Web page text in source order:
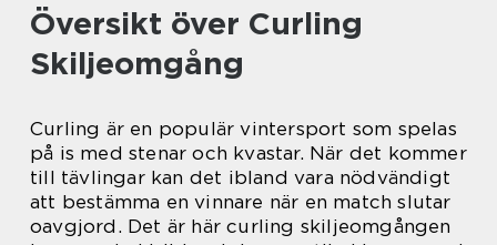
Översikt över Curling
Skiljeomgång
Curling är en populär vintersport som spelas
på is med stenar och kvastar. När det kommer
till tävlingar kan det ibland vara nödvändigt
att bestämma en vinnare när en match slutar
oavgjord. Det är här curling skiljeomgången